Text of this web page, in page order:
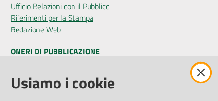
Ufficio Relazioni con il Pubblico
Riferimenti per la Stampa
Redazione Web
ONERI DI PUBBLICAZIONE
Amministrazione Trasparente
Pubblicità legale
Usiamo i cookie